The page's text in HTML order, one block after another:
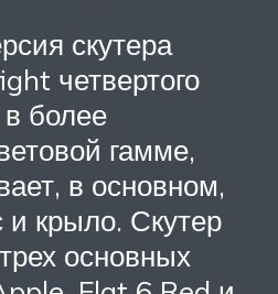
скутера
четвертого
более
гамме,
в основном,
и крыло. Скутер
основных